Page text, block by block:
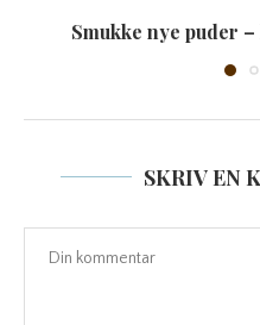
Smukke nye puder
SKRIV EN